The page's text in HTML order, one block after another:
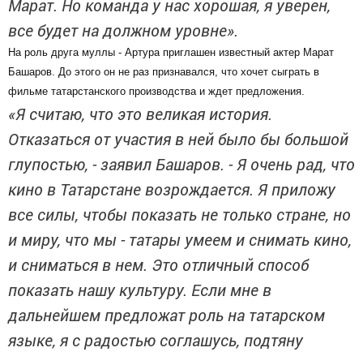
Марат. Но команда у нас хорошая, я уверен,
все будет на должном уровне».
На роль друга муллы - Артура приглашен известный актер Марат
Башаров. До этого он не раз признавался, что хочет сыграть в
фильме татарстанского производства и ждет предложения.
«Я считаю, что это великая история.
Отказаться от участия в ней было бы большой
глупостью, - заявил Башаров. - Я очень рад, что
кино в Татарстане возрождается. Я приложу
все силы, чтобы показать не только стране, но
и миру, что мы - татары умеем и снимать кино,
и сниматься в нем. Это отличный способ
показать нашу культуру. Если мне в
дальнейшем предложат роль на татарском
языке, я с радостью соглашусь, подтяну